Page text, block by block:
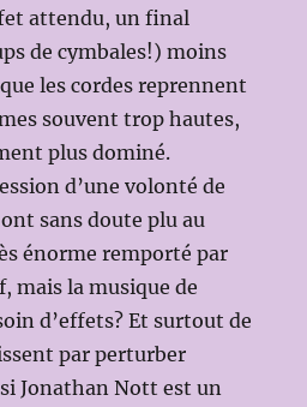
attendu, un final
de cymbales!) moins
les cordes reprennent
souvent trop hautes,
plus dominé.
d’une volonté de
sans doute plu au
énorme remporté par
mais la musique de
d’effets? Et surtout de
par perturber
Jonathan Nott est un